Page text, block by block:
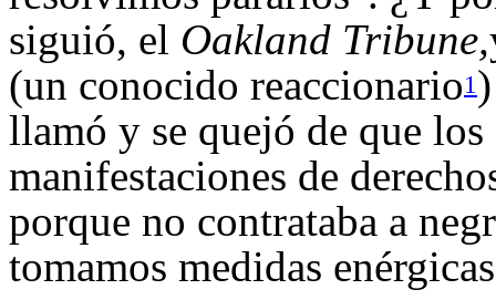
siguió, el Oakland Tribune,
(un conocido reaccionario1
llamó y se quejó de que los
manifestaciones de
porque no contrataba a
tomamos medidas